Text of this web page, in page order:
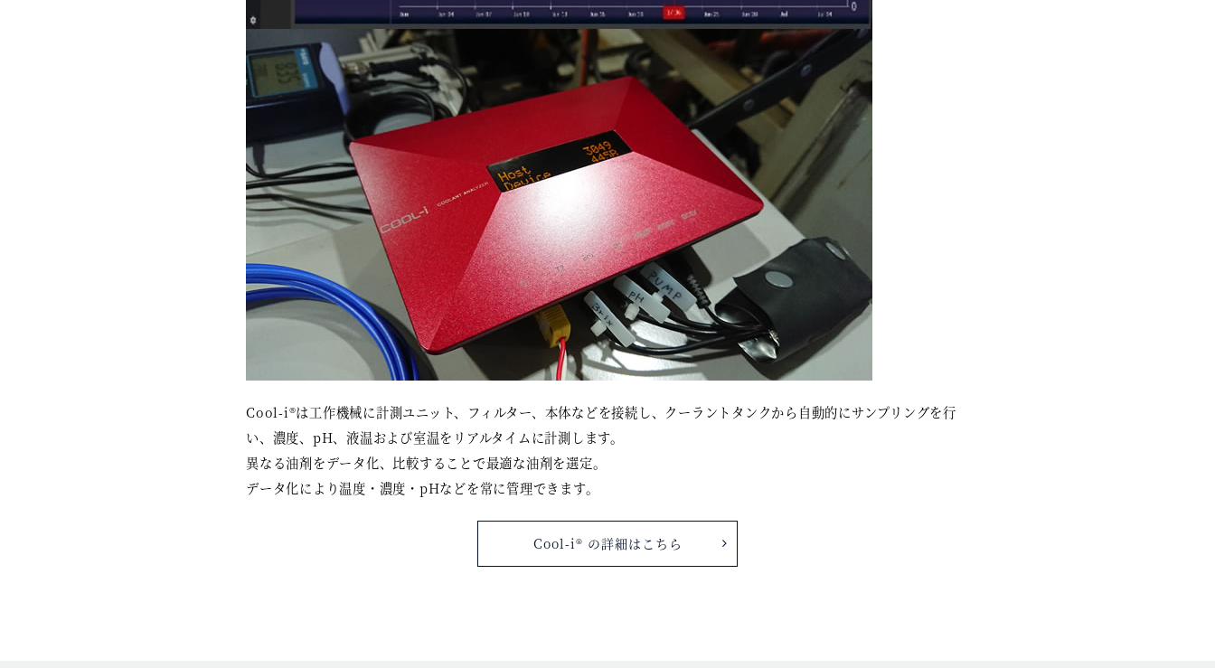
Cool-i®は工作機械に計測ユニット、フィルター、本体などを接続し、クーラントタンクから自動的にサンプリングを行
い、濃度、pH、液温および室温をリアルタイムに計測します。
異なる油剤をデータ化、比較することで最適な油剤を選定。
データ化により温度・濃度・pHなどを常に管理できます。
Cool-i® の詳細はこちら